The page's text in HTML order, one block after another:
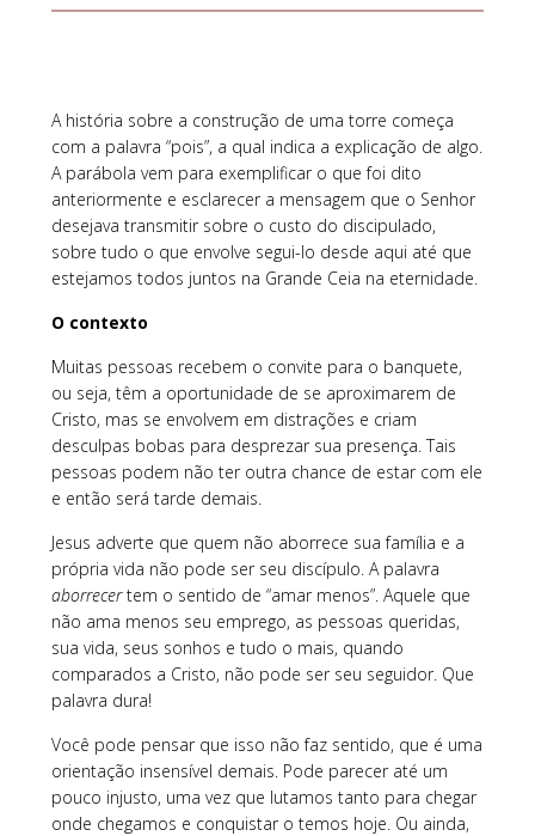
A história sobre a construção de uma torre começa
com a palavra “pois”, a qual indica a explicação de algo.
A parábola vem para exemplificar o que foi dito
anteriormente e esclarecer a mensagem que o Senhor
desejava transmitir sobre o custo do discipulado,
sobre tudo o que envolve segui-lo desde aqui até que
estejamos todos juntos na Grande Ceia na eternidade.
O contexto
Muitas pessoas recebem o convite para o banquete,
ou seja, têm a oportunidade de se aproximarem de
Cristo, mas se envolvem em distrações e criam
desculpas bobas para desprezar sua presença. Tais
pessoas podem não ter outra chance de estar com ele
e então será tarde demais.
Jesus adverte que quem não aborrece sua família e a
própria vida não pode ser seu discípulo. A palavra
aborrecertem o sentido de “amar menos”. Aquele que
não ama menos seu emprego, as pessoas queridas,
sua vida, seus sonhos e tudo o mais, quando
comparados a Cristo, não pode ser seu seguidor. Que
palavra dura!
Você pode pensar que isso não faz sentido, que é uma
orientação insensível demais. Pode parecer até um
pouco injusto, uma vez que lutamos tanto para chegar
onde chegamos e conquistar o temos hoje. Ou ainda,